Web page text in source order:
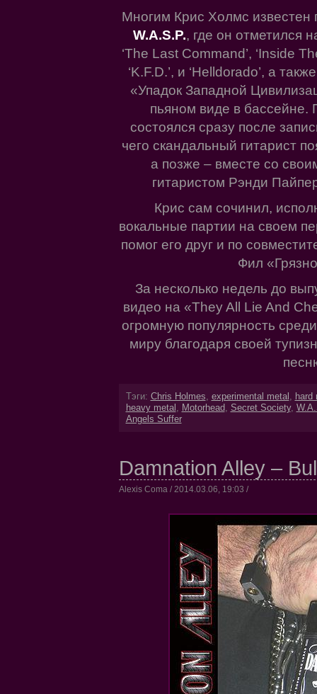
Многим Крис Холмс известен
W.A.S.P., где он отметился
‘The Last Command’, ‘Inside
‘K.F.D.’, и ‘Helldorado’, а
«Упадок Западной
пьяном виде в
состоялся сразу после
чего скандальный гитарист
а позже – вместе со
гитаристом Рэнди
Крис сам сочинил,
вокальные партии на своем
помог его друг и по
Фил
За несколько недель до
видео на «They All Lie And
огромную популярность
миру благодаря своей
Тэги: Chris Holmes, experimental metal , hard
heavy metal , Motorhead, Secret Society,
Angels Suffer
Damnation Alley –
Alexis Coma / 2014.03.06, 19:03 /